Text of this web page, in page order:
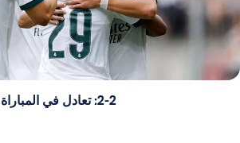
2-2: تعادل في المباراة الأولى من فترة الإعداد